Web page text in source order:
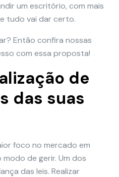
um escritório, com mais
tudo vai dar certo.
Então confira nossas
com essa proposta!
de
das suas
foco no mercado em
de gerir. Um dos
das leis. Realizar